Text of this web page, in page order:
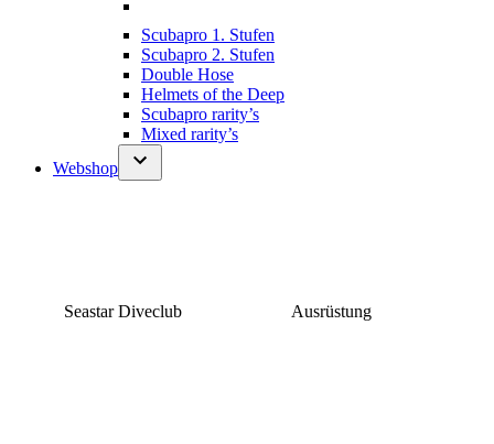
Scubapro 1. Stufen
Scubapro 2. Stufen
Double Hose
Helmets of the Deep
Scubapro rarity’s
Mixed rarity’s
Webshop
Seastar Diveclub Ausrüstung